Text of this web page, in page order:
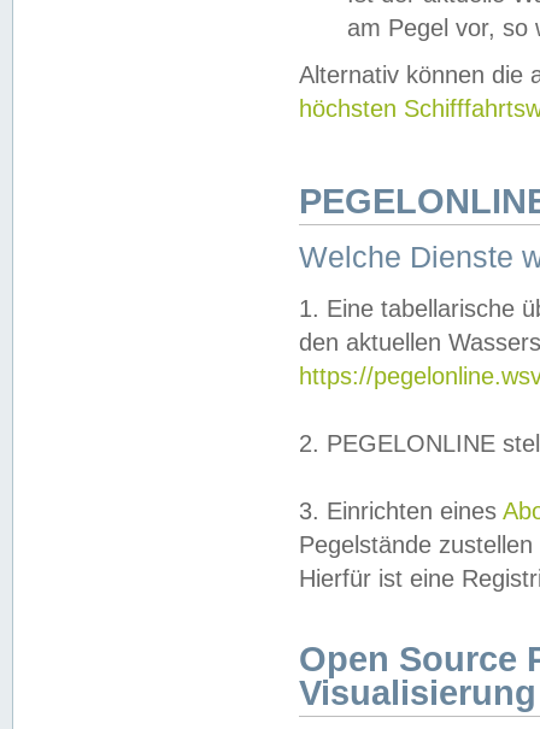
am Pegel vor,
Alternativ können die
höchsten
Welche Dienste
1. Eine tabellarische
den aktuellen
https://
2. PEGELONLINE
3. Einrichten eines
Pegelstände
Hierfür ist eine
Open Source
Visualisierung